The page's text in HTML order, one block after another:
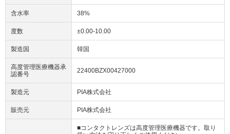
含水率 38%
度数 ±0.00-10.00
製造国 韓国
高度管理医療機器承
認番号
22400BZX00427000
製造元 PIA株式会社
販売元 PIA株式会社
■コンタクトレンズは高度管理医療機器です。取り